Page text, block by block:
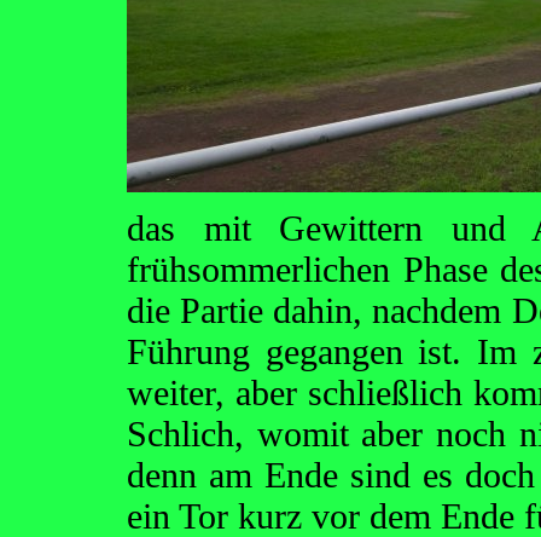
das mit Gewittern und
frühsommerlichen Phase
die Partie dahin, nachdem
Führung gegangen ist. Im
weiter, aber schließlich
Schlich, womit aber noch
denn am Ende sind es
ein Tor kurz vor dem Ende